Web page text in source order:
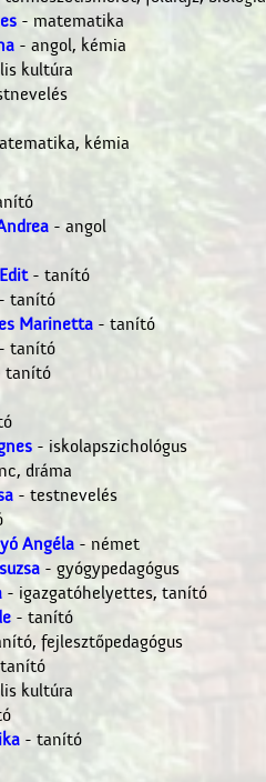
- matematika
- angol, kémia
kultúra
kémia
- angol
- tanító
tanító
Marinetta- tanító
tanító
- iskolapszichológus
dráma
- testnevelés
Angéla- német
- gyógypedagógus
- igazgatóhelyettes, tanító
- tanító
fejlesztőpedagógus
kultúra
- tanító